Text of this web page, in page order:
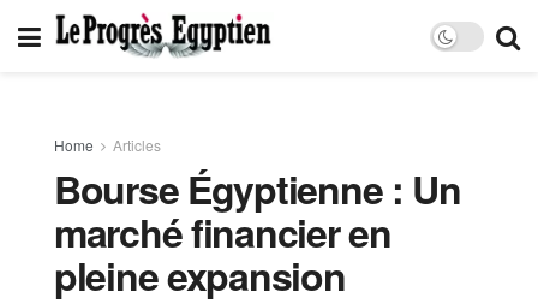
Home Articles
Bourse Égyptienne : Un
marché financier en
pleine expansion